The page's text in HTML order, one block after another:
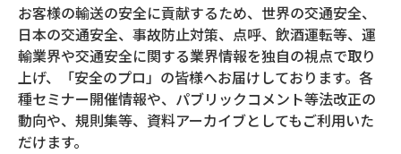
お客様の輸送の安全に貢献するため、世界の交通安全、
日本の交通安全、事故防止対策、点呼、飲酒運転等、運
輸業界や交通安全に関する業界情報を独自の視点で取り
上げ、「安全のプロ」の皆様へお届けしております。各
種セミナー開催情報や、パブリックコメント等法改正の
動向や、規則集等、資料アーカイブとしてもご利用いた
だけます。